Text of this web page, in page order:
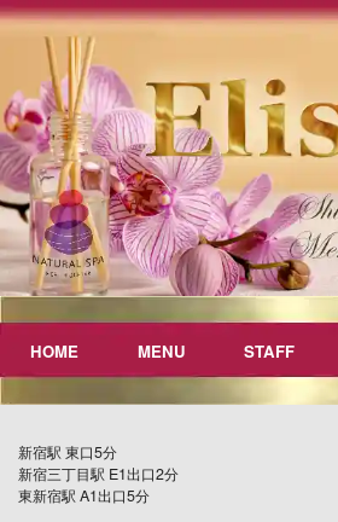
HOME MENU STAFF
新宿駅 東口5分
新宿三丁目駅 E1出口2分
東新宿駅 A1出口5分